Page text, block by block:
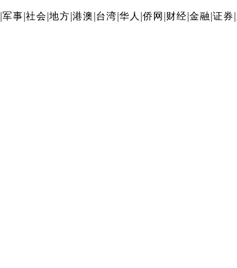
军事 社会 地方 港澳 台湾 华人 侨网 财经 金融 证券